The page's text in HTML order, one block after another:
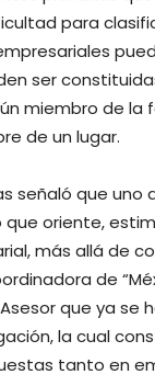
para
ser
miembro de la
de un lugar.
señaló que
oriente,
más allá de
de
que ya se
la cual
tanto en